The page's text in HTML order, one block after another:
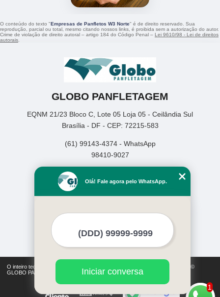
O conteúdo do texto "Empresas de Panfletos W3 Norte" é de direito reservado. Sua
reprodução, parcial ou total, mesmo citando nossos links, é proibida sem a autorização do autor.
Crime de violação de direito autoral – artigo 184 do Código Penal – Lei 9610/98 - Lei de direitos
autorais
GLOBO PANFLETAGEM
EQNM 21/23 Bloco C, Lote 05 Loja 05 - Ceilândia Sul
Brasília - DF - CEP: 72215-583
(61) 99143-4374 - WhatsApp
98410-9027
Empresa
Missão
Mapa do site
O inteiro teor deste site está sujeito à proteção de direitos autorais. Copyright©
GLOBO PANFLETAGEM (Lei 9610 de 19/02/1998)
1
Olá! Fale agora pelo WhatsApp.
Iniciar conversa